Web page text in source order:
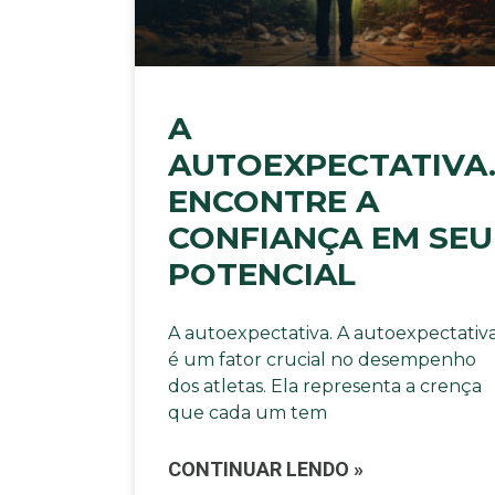
A
AUTOEXPECTATIVA.
ENCONTRE A
CONFIANÇA EM SEU
POTENCIAL
A autoexpectativa. A
é um fator crucial no desempenho
dos atletas. Ela representa a crença
que cada um tem
CONTINUAR LENDO »